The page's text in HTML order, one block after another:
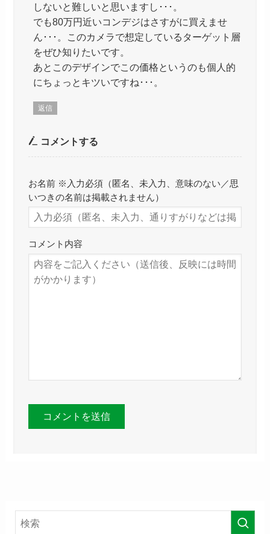
しないと難しいと思いますし･･･。
でも80万円近いコンデジはさすがに買えませ
ん･･･。このカメラで想定しているターゲット層
をぜひ知りたいです。
あとこのデザインでこの価格というのも個人的
にちょっとキツいですね･･･。
返信
コメントする
お名前 ※入力必須（匿名、未入力、意味のない／思
いつきの名前は掲載されません）
コメント内容